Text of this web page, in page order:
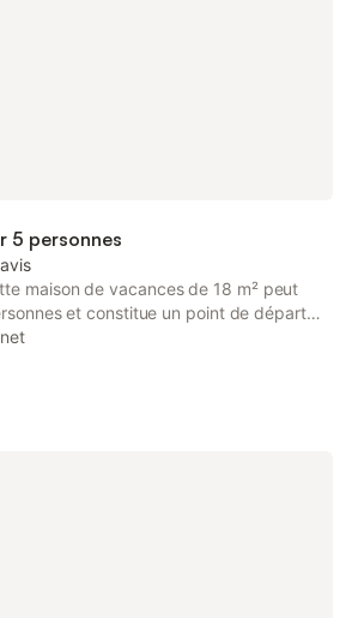
5 personnes
maison de vacances de 18 m² peut
et constitue un point de départ
environnante. La propriété se trouve
et à 700 m du centre-ville,
environnement rural et accès aux